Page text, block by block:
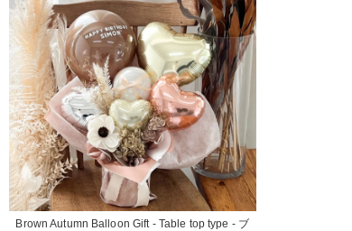
Brown Autumn Balloon Gift - Table top type - ブ